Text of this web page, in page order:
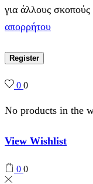
για άλλους σκοπούς
απορρήτου
Register
0 0
No products in the
View Wishlist
0 0